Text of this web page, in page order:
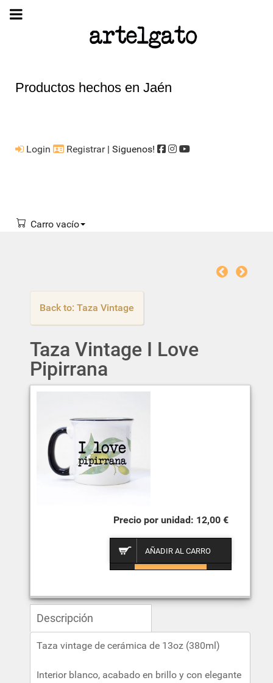
Productos hechos en Jaén
Login Registrar| Siguenos!
Carro vacío
Back to: Taza Vintage
Taza Vintage I Love
Pipirrana
12,00 €
Descripción
Taza vintage de cerámica de 13oz (380ml)
Interior blanco, acabado en brillo y con elegante